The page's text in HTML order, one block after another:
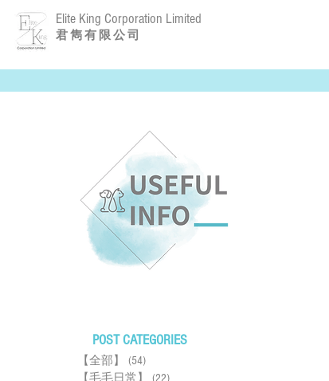
Elite King Corporation Limited
​君 雋 有 限 公 司
POST CATEGORIES
【全部】 (54)
【毛毛日常】
(22)